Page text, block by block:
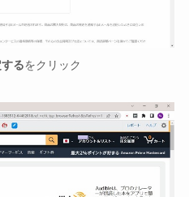
るをクリック